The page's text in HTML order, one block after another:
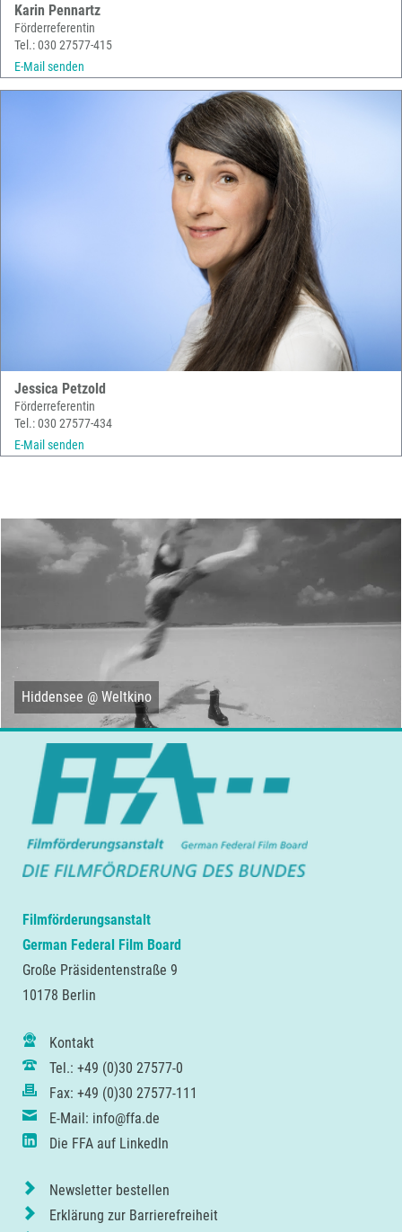
Karin Pennartz
Förderreferentin
Tel.: 030 27577-415
E-Mail senden
Jessica Petzold
Förderreferentin
Tel.: 030 27577-434
E-Mail senden
Hiddensee @ Weltkino
Filmförderungsanstalt
German Federal Film Board
Große Präsidentenstraße 9
10178 Berlin
Kontakt
Tel.: +49 (0)30 27577-0
Fax: +49 (0)30 27577-111
E-Mail: info@ffa.de
Die FFA auf LinkedIn
Newsletter bestellen
Erklärung zur Barrierefreiheit